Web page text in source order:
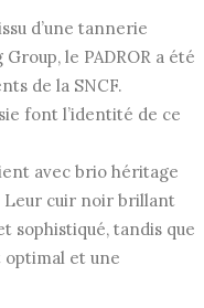
d’une tannerie
le PADROR a été
de la SNCF.
font l’identité de ce
avec brio héritage
cuir noir brillant
sophistiqué, tandis que
et une